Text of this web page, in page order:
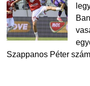
Szappanos Péter